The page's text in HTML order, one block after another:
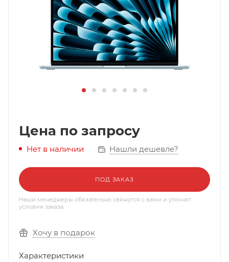
Цена по запросу
Нет в наличии Нашли дешевле?
ПОД ЗАКАЗ
Наши менеджеры обязательно свяжутся с вами и уточнят
условия заказа
Хочу в подарок
Характеристики